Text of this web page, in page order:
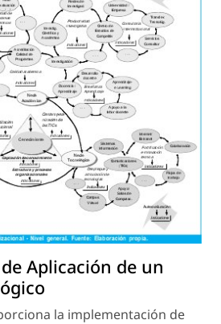
Aplicación de un
la implementación de